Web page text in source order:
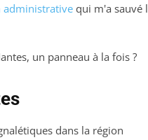
administrative qui m'a sauvé
un panneau à la fois ?
dans la région